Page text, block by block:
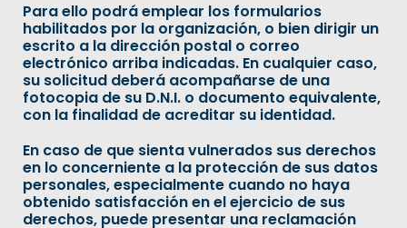
Para ello podrá emplear los formularios
habilitados por la organización, o bien dirigir un
escrito a la dirección postal o correo
electrónico arriba indicadas. En cualquier caso,
su solicitud deberá acompañarse de una
fotocopia de su D.N.I. o documento equivalente,
con la finalidad de acreditar su identidad.
En caso de que sienta vulnerados sus derechos
en lo concerniente a la protección de sus datos
personales, especialmente cuando no haya
obtenido satisfacción en el ejercicio de sus
derechos, puede presentar una reclamación